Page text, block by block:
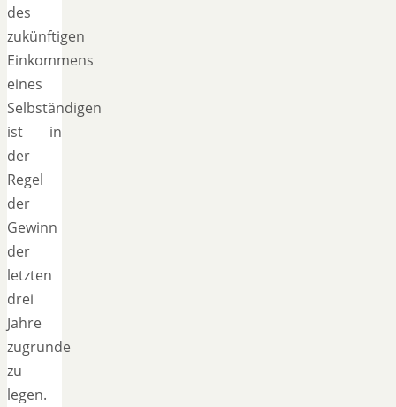
des
zukünftigen
Einkommens
eines
Selbständigen
ist in
der
Regel
der
Gewinn
der
letzten
drei
Jahre
zugrunde
zu
legen.